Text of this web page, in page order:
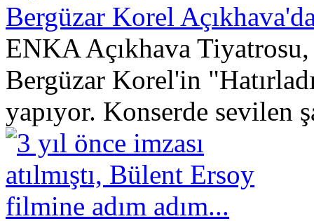
Bergüzar Korel
ENKA Açıkhava Tiyatrosu,
Bergüzar Korel'in
yapıyor. Konserde sevilen